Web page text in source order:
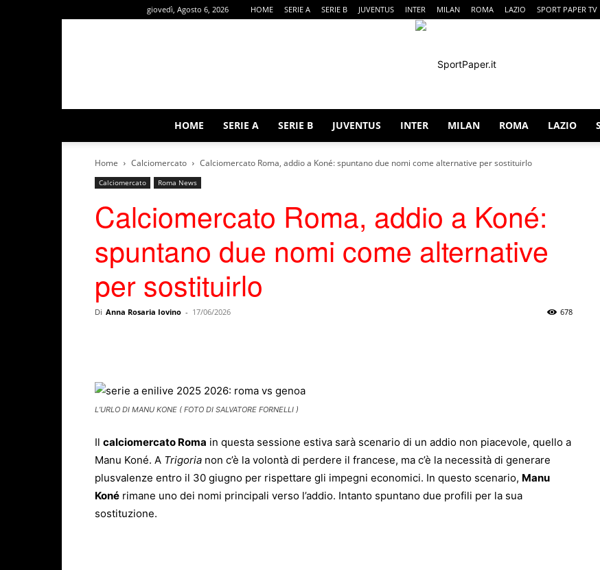
giovedì, Agosto 6, 2026 HOME SERIE A SERIE B JUVENTUS INTER MILAN ROMA LAZIO SPORT PAPER TV
HOME SERIE A SERIE B JUVENTUS INTER MILAN ROMA LAZIO
Home Calciomercato Calciomercato Roma, addio a Koné: spuntano due nomi come alternative per sostituirlo
Calciomercato Roma News
Calciomercato Roma, addio a Koné:
spuntano due nomi come alternative
per sostituirlo
Di Anna Rosaria Iovino - 17/06/2026 678
L’URLO DI MANU KONE ( FOTO DI SALVATORE FORNELLI )
Il calciomercato Roma in questa sessione estiva sarà scenario di un addio non piacevole, quello a
Manu Koné. A Trigoria non c’è la volontà di perdere il francese, ma c’è la necessità di generare
plusvalenze entro il 30 giugno per rispettare gli impegni economici. In questo scenario, Manu
Koné rimane uno dei nomi principali verso l’addio. Intanto spuntano due profili per la sua
sostituzione.